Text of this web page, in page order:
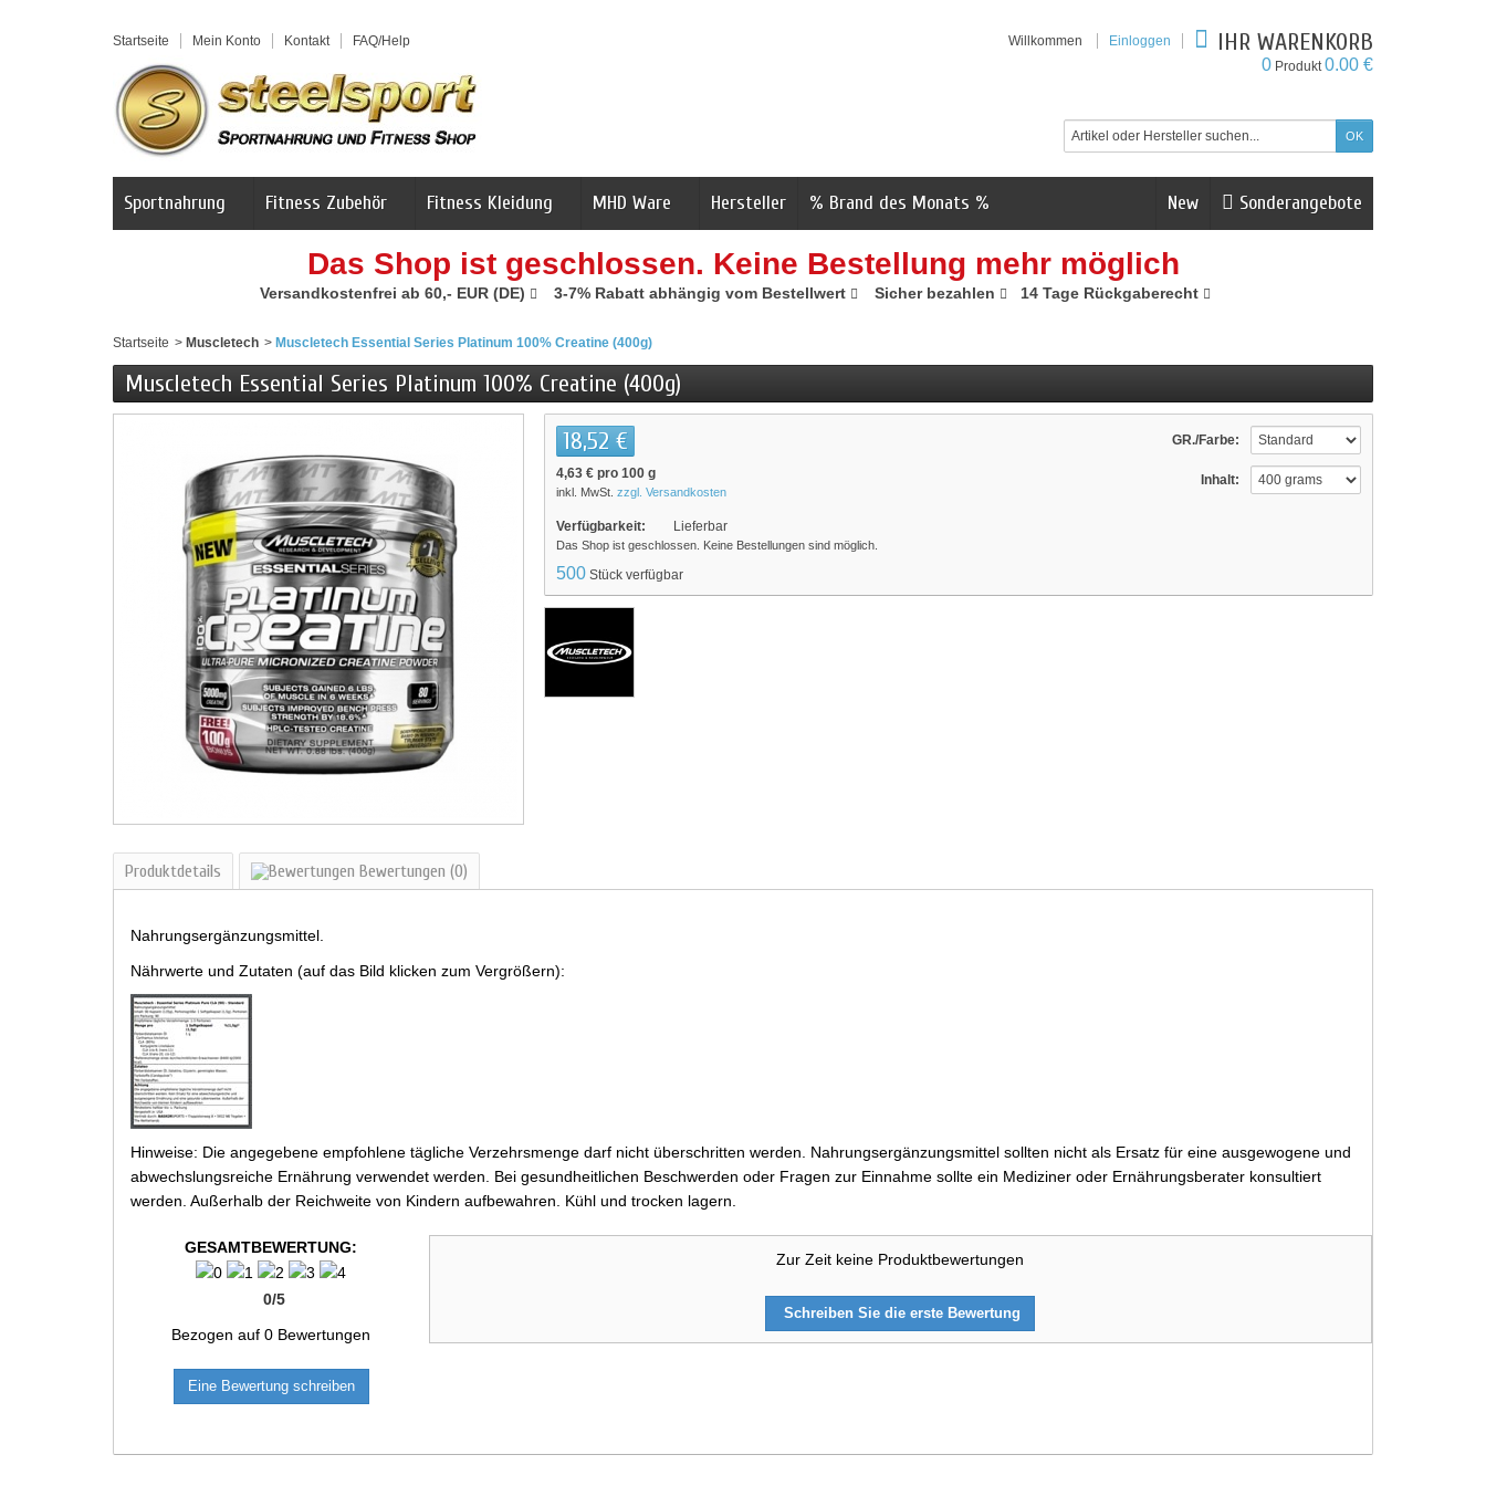
Startseite Mein Konto Kontakt FAQ/Help Willkommen Einloggen IHR WARENKORB
0 Produkt0.00 €
Sonderangebote
New
Sportnahrung Fitness Zubehör Fitness Kleidung MHD Ware Hersteller % Brand des Monats %
Das Shop ist geschlossen. Keine Bestellung mehr möglich
Versandkostenfrei ab 60,- EUR (DE) 3-7% Rabatt abhängig vom Bestellwert Sicher bezahlen 14 Tage Rückgaberecht
Startseite > Muscletech > Muscletech Essential Series Platinum 100% Creatine (400g)
Muscletech Essential Series Platinum 100% Creatine (400g)
GR./Farbe:
Inhalt:
18,52 €
4,63 € pro 100 g
inkl. MwSt. zzgl. Versandkosten
Verfügbarkeit: Lieferbar
Das Shop ist geschlossen. Keine Bestellungen sind möglich.
500 Stück verfügbar
Produktdetails Bewertungen (0)
Nahrungsergänzungsmittel.
Nährwerte und Zutaten (auf das Bild klicken zum Vergrößern):
Hinweise: Die angegebene empfohlene tägliche Verzehrsmenge darf nicht überschritten werden. Nahrungsergänzungsmittel sollten nicht als Ersatz für eine ausgewogene und
abwechslungsreiche Ernährung verwendet werden. Bei gesundheitlichen Beschwerden oder Fragen zur Einnahme sollte ein Mediziner oder Ernährungsberater konsultiert
werden. Außerhalb der Reichweite von Kindern aufbewahren. Kühl und trocken lagern.
GESAMTBEWERTUNG:
0/5
Bezogen auf0 Bewertungen
Eine Bewertung schreiben
Zur Zeit keine Produktbewertungen
Schreiben Sie die erste Bewertung